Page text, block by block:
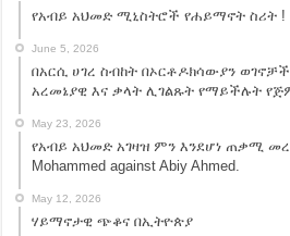
የአብይ አህመድ ሚኒስትሮች የሐይማኖት ስሪት !
June 5, 2026
በአርሲ ሀገረ ስብከት በኦርቶዶክሳውያን
አረመኔያዊ እና ቃላት ሊገልጹት የማይችሉት
May 23, 2026
የአብይ አህመድ አገዛዝ ምን እንደሆነ ጠቃሚ
Mohammed against Abiy Ahmed.
May 12, 2026
ሃይማኖታዊ ጭቆና በኢትዮጵያ